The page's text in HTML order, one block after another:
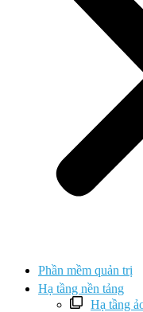
Phần mềm quản trị
Hạ tầng nền tảng
Hạ tầng